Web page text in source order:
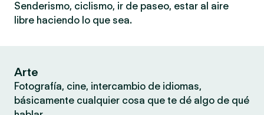
Senderismo, ciclismo, ir de paseo, estar al aire
libre haciendo lo que sea.
Arte
Fotografía, cine, intercambio de idiomas,
básicamente cualquier cosa que te dé algo de qué